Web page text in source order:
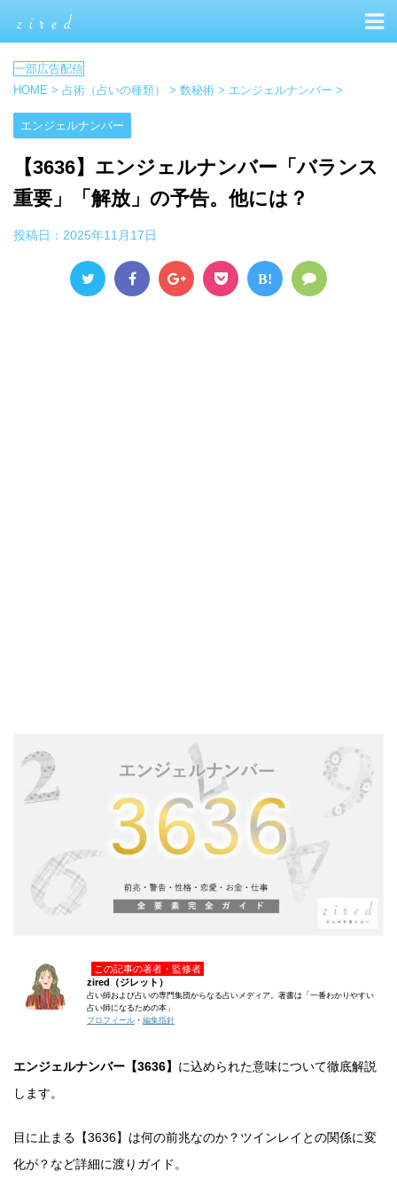
HOME > 占術（占いの種類） > 数秘術 > エンジェルナンバー >
エンジェルナンバー
【3636】エンジェルナンバー「バランス
重要」「解放」の予告。他には？
投稿日： 2025年11月17日
B!
この記事の著者・監修者
zired（ジレット）
占い師および占いの専門集団からなる占いメディア。著書は「一番わかりやすい
占い師になるための本」
プロフィール ・ 編集指針
エンジェルナンバー【3636】 に込められた意味について徹底解説
します。
目に止まる【3636】は何の前兆なのか？ツインレイとの関係に変
化が？など詳細に渡りガイド。